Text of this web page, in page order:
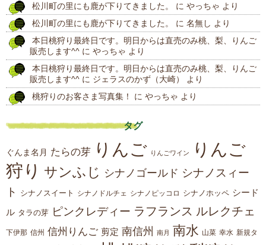
投
稿
松川町の里にも鹿が下りてきました。 に やっちゃ より
松川町の里にも鹿が下りてきました。
に 名無し より
本日桃狩り最終日です。明日からは直売のみ桃、梨、りんご
販売します^^ に やっちゃ より
本日桃狩り最終日です。明日からは直売のみ桃、梨、りんご
販売します^^ に ジェラスのかず（大崎）
より
桃狩りのお客さま写真集！
に やっちゃ より
タグ
ぐんま名月 たらの芽 りんご りんごワイン
りんご
狩り サンふじ シナノゴールド シナノスィー
ト
シナノスイート シナノドルチェ シナノピッコロ シナノホッペ シード
ル タラの芽 ピンクレディー ラフランス ルレクチェ
下伊那 信州 信州りんご 剪定 南信州 南月 南水 山菜 幸水 新規タ